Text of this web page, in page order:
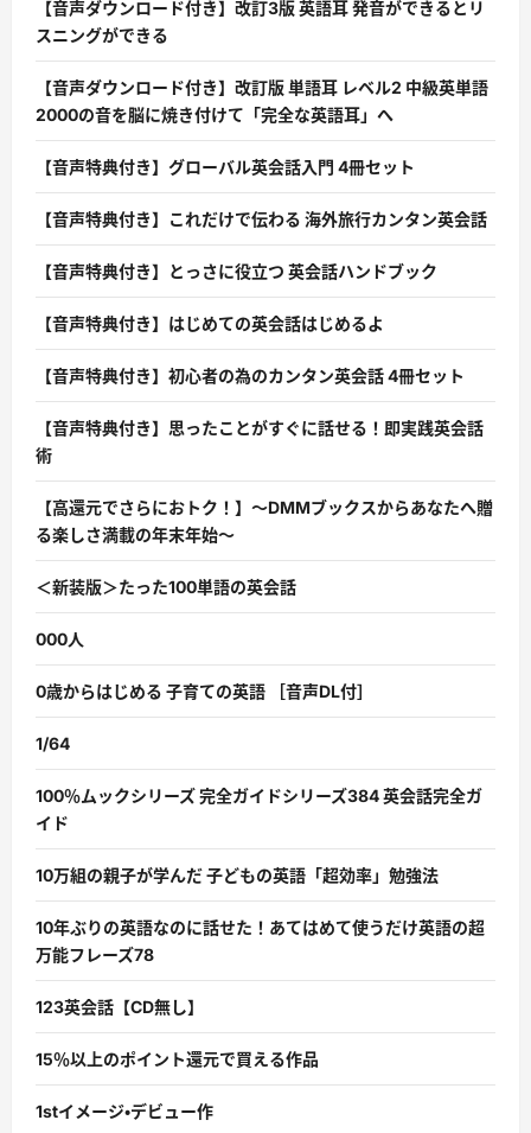
【音声ダウンロード付き】改訂3版 英語耳 発音ができるとリ
スニングができる
【音声ダウンロード付き】改訂版 単語耳 レベル2 中級英単語
2000の音を脳に焼き付けて「完全な英語耳」へ
【音声特典付き】グローバル英会話入門 4冊セット
【音声特典付き】これだけで伝わる 海外旅行カンタン英会話
【音声特典付き】とっさに役立つ 英会話ハンドブック
【音声特典付き】はじめての英会話はじめるよ
【音声特典付き】初心者の為のカンタン英会話 4冊セット
【音声特典付き】思ったことがすぐに話せる！即実践英会話
術
【高還元でさらにおトク！】〜DMMブックスからあなたへ贈
る楽しさ満載の年末年始〜
＜新装版＞たった100単語の英会話
000人
0歳からはじめる 子育ての英語 ［音声DL付］
1/64
100％ムックシリーズ 完全ガイドシリーズ384 英会話完全ガ
イド
10万組の親子が学んだ 子どもの英語「超効率」勉強法
10年ぶりの英語なのに話せた！あてはめて使うだけ英語の超
万能フレーズ78
123英会話【CD無し】
15％以上のポイント還元で買える作品
1stイメージ・デビュー作